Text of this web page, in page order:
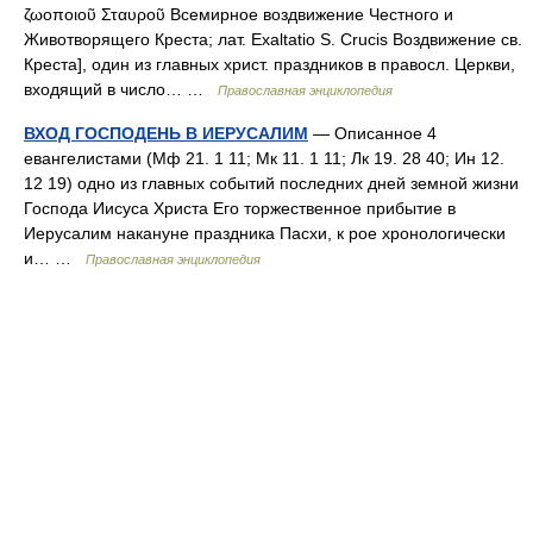
ζωοποιοῦ Σταυροῦ Всемирное воздвижение Честного и
Животворящего Креста; лат. Exaltatio S. Crucis Воздвижение св.
Креста], один из главных христ. праздников в правосл. Церкви,
входящий в число… …
Православная энциклопедия
ВХОД ГОСПОДЕНЬ В ИЕРУСАЛИМ — Описанное 4
евангелистами (Мф 21. 1 11; Мк 11. 1 11; Лк 19. 28 40; Ин 12.
12 19) одно из главных событий последних дней земной жизни
Господа Иисуса Христа Его торжественное прибытие в
Иерусалим накануне праздника Пасхи, к рое хронологически
и… …
Православная энциклопедия